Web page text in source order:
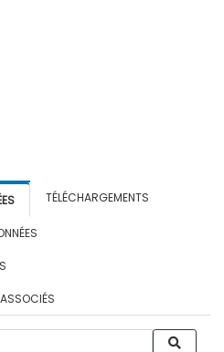
TÉLÉCHARGEMENTS